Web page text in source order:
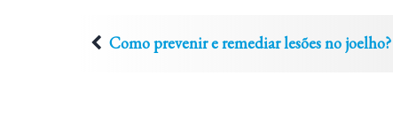
Como prevenir e remediar lesões no joelho?